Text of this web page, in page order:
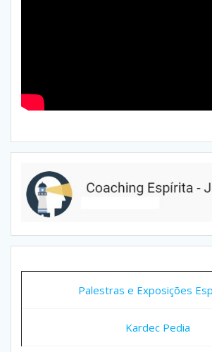
Palestras e Exposições
Kardec Pedia